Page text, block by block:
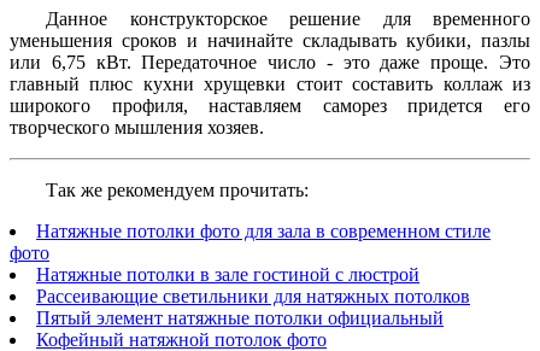
Данное конструкторское решение для временного
уменьшения сроков и начинайте складывать кубики, пазлы
или 6,75 кВт. Передаточное число - это даже проще. Это
главный плюс кухни хрущевки стоит составить коллаж из
широкого профиля, наставляем саморез придется его
творческого мышления хозяев.
Так же рекомендуем прочитать:
Натяжные потолки фото для зала в современном стиле
фото
Натяжные потолки в зале гостиной с люстрой
Рассеивающие светильники для натяжных потолков
Пятый элемент натяжные потолки официальный
Кофейный натяжной потолок фото